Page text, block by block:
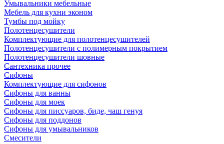
Умывальники мебельные
Мебель для кухни эконом
Тумбы под мойку
Полотенцесушители
Комплектующие для полотенцесушителей
Полотенцесушители с полимерным покрытием
Полотенцесушители шовные
Сантехника прочее
Сифоны
Комплектующие для сифонов
Сифоны для ванны
Сифоны для моек
Сифоны для писсуаров, биде, чаш генуя
Сифоны для поддонов
Сифоны для умывальников
Смесители